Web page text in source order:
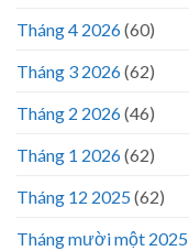
Tháng 4 2026(60)
Tháng 3 2026(62)
Tháng 2 2026(46)
Tháng 1 2026(62)
Tháng 12 2025(62)
Tháng mười một 2025